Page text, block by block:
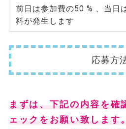
前日は参加費の50 % 、当日
料が発生します
応募方
まずは、下記の内容を確
ェックをお願い致します